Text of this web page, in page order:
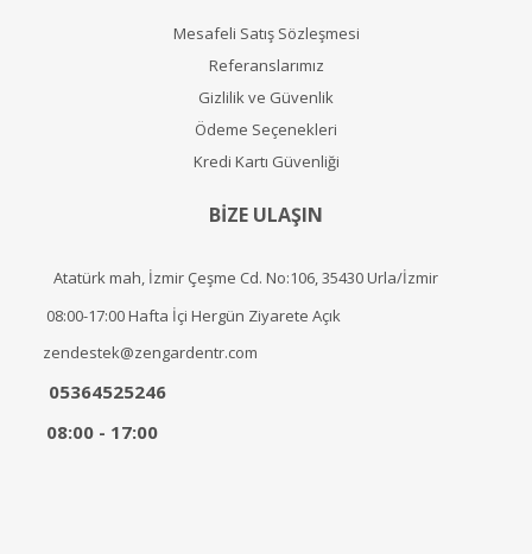
Mesafeli Satış Sözleşmesi
Referanslarımız
Gizlilik ve Güvenlik
Ödeme Seçenekleri
Kredi Kartı Güvenliği
BİZE ULAŞIN
Atatürk mah, İzmir Çeşme Cd. No:106, 35430 Urla/İzmir
08:00-17:00 Hafta İçi Hergün Ziyarete Açık
zendestek@zengardentr.com
05364525246
08:00 - 17:00